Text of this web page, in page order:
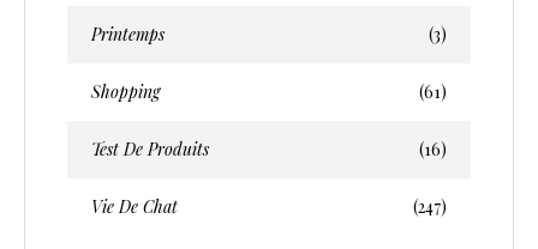
Printemps (3)
Shopping (61)
Test De Produits (16)
Vie De Chat (247)